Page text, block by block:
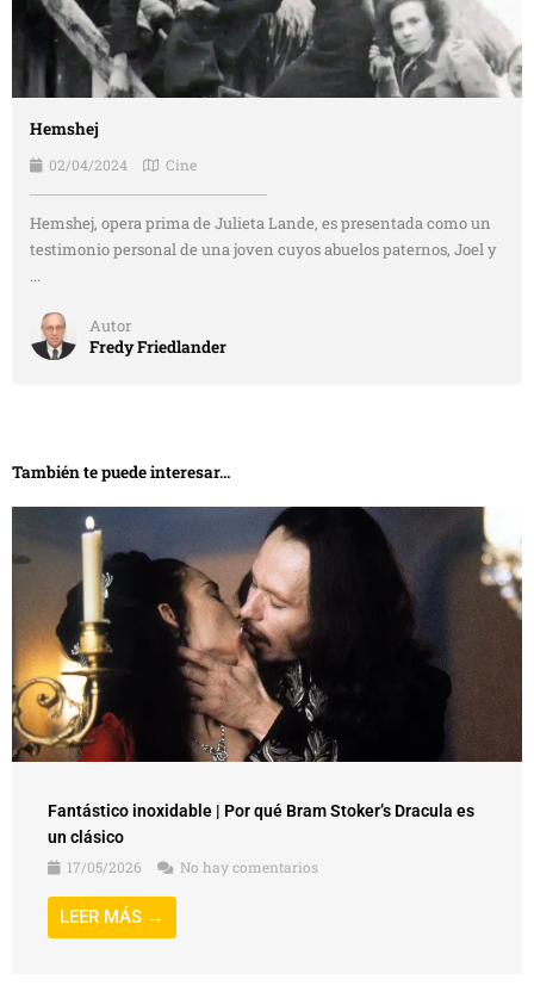
Hemshej
02/04/2024 Cine
Hemshej, opera prima de Julieta Lande, es presentada como un
testimonio personal de una joven cuyos abuelos paternos, Joel y
...
Autor
Fredy Friedlander
También te puede interesar...
Fantástico inoxidable | Por qué Bram Stoker’s Dracula es
un clásico
17/05/2026
No hay comentarios
LEER MÁS →